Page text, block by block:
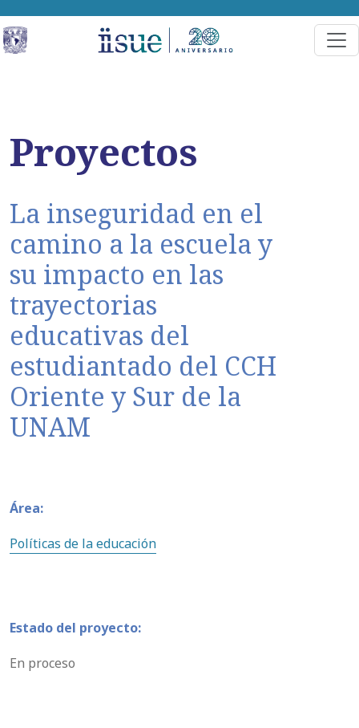
Proyectos
La inseguridad en el
camino a la escuela y
su impacto en las
trayectorias
educativas del
estudiantado del CCH
Oriente y Sur de la
UNAM
Área:
Políticas de la educación
Estado del proyecto:
En proceso